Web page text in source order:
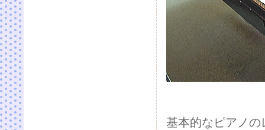
基本的なピアノ